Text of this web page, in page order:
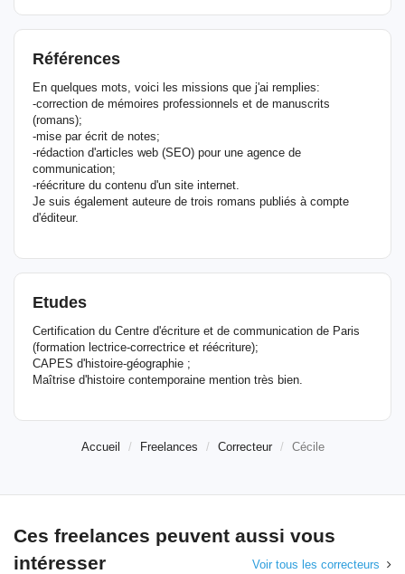
Références
En quelques mots, voici les missions que j'ai remplies:
-correction de mémoires professionnels et de manuscrits
(romans);
-mise par écrit de notes;
-rédaction d'articles web (SEO) pour une agence de
communication;
-réécriture du contenu d'un site internet.
Je suis également auteure de trois romans publiés à compte
d'éditeur.
Etudes
Certification du Centre d'écriture et de communication de Paris
(formation lectrice-correctrice et réécriture);
CAPES d'histoire-géographie ;
Maîtrise d'histoire contemporaine mention très bien.
Accueil Freelances Correcteur Cécile
Ces freelances peuvent aussi vous
intéresser
Voir tous les correcteurs